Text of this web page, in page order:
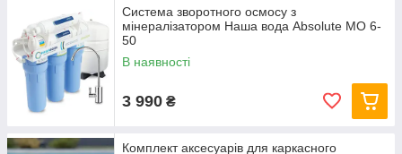
Система зворотного осмосу з
мінералізатором Наша вода Absolute МО 6-
50
В наявності
3 990 ₴
Комплект аксесуарів для каркасного